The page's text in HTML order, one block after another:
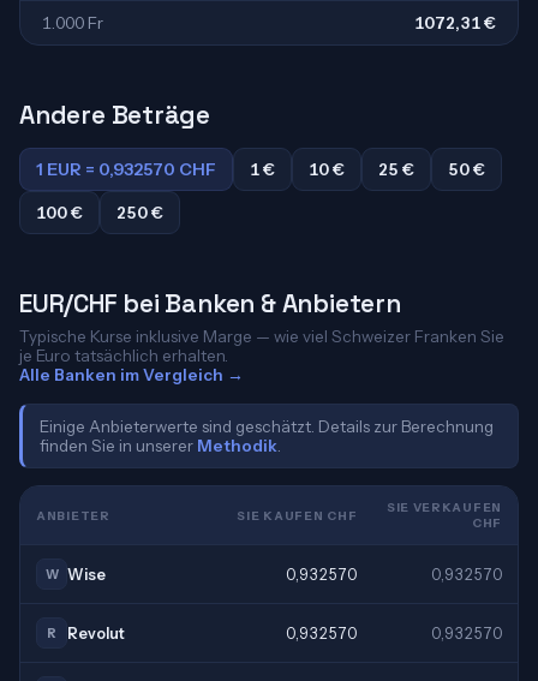
1.000 Fr 1072,31 €
Andere Beträge
1 EUR = 0,932570 CHF 1 € 10 € 25 €
50 €
100 €
250 €
EUR/CHF bei Banken & Anbietern
Typische Kurse inklusive Marge — wie viel Schweizer Franken Sie
je Euro tatsächlich erhalten.
Alle Banken im Vergleich →
Einige Anbieterwerte sind geschätzt. Details zur Berechnung
finden Sie in unserer Methodik
ANBIETER SIE KAUFEN CHF
SIE VERKAUFEN
CHF
W Wise 0,932570 0,932570
R Revolut 0,932570 0,932570